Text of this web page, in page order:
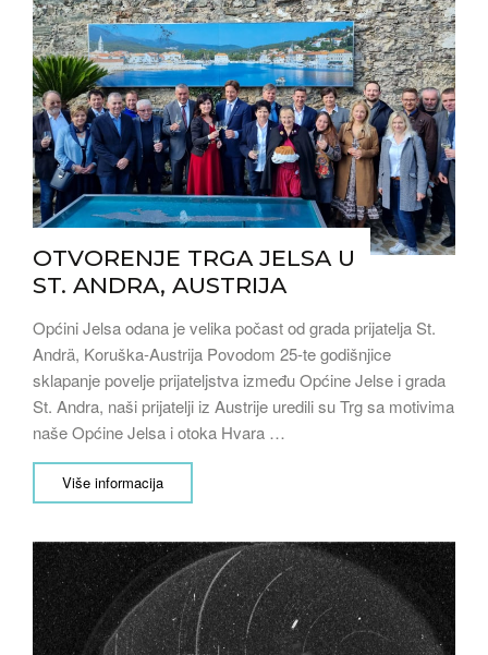
OTVORENJE TRGA JELSA U
ST. ANDRA, AUSTRIJA
Općini Jelsa odana je velika počast od grada prijatelja St.
Andrä, Koruška-Austrija Povodom 25-te godišnjice
sklapanje povelje prijateljstva između Općine Jelse i grada
St. Andra, naši prijatelji iz Austrije uredili su Trg sa motivima
naše Općine Jelsa i otoka Hvara …
Više informacija